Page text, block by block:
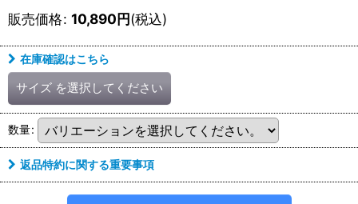
販売価格: 10,890円(税込)
在庫確認はこちら
サイズ を選択してください
数量:
返品特約に関する重要事項